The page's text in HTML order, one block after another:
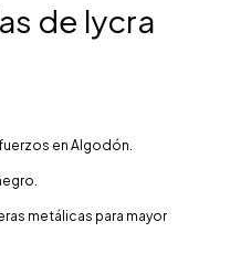
de lycra
en Algodón.
metálicas para mayor